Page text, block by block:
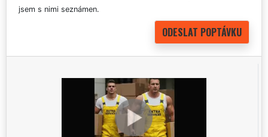
jsem s nimi seznámen.